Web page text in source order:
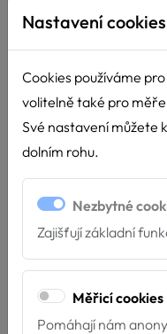
Město Zootropolis
Hafíkově
Nastavení cookies
Cookies používáme
volitelně také pro
Své nastavení můžete
dolním rohu.
Nezbytné
Zajišťují základní
Měřicí cookies
Pomáhají nám